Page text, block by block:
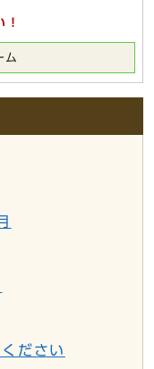
ム
ださい